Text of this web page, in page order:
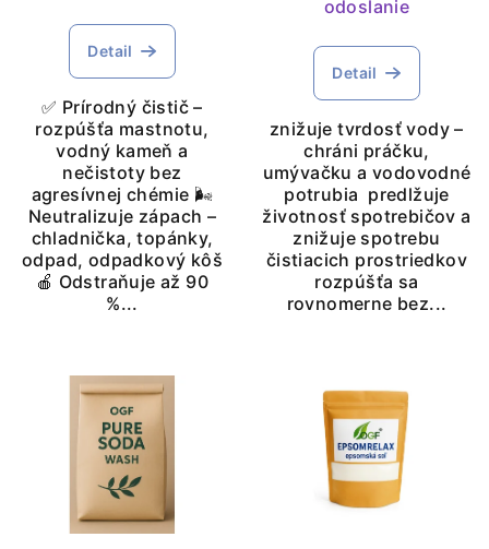
Detail
✅ Prírodný čistič –
rozpúšťa mastnotu,
vodný kameň a
nečistoty bez
agresívnej chémie 🌬️
Neutralizuje zápach –
chladnička, topánky,
odpad, odpadkový kôš
🍎 Odstraňuje až 90
%...
odoslanie
Detail
znižuje tvrdosť vody –
chráni práčku,
umývačku a vodovodné
potrubia predlžuje
životnosť spotrebičov a
znižuje spotrebu
čistiacich prostriedkov
rozpúšťa sa
rovnomerne bez...